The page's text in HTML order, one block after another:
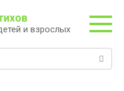
и взрослых